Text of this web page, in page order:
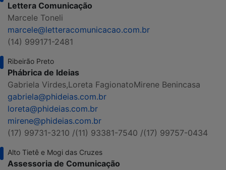
Lettera Comunicação
Marcele Toneli
marcele@letteracomunicacao.com.br
(14) 999171-2481
Ribeirão Preto
Phábrica de Ideias
Gabriela Virdes,Loreta FagionatoMirene Benincasa
gabriela@phideias.com.br
loreta@phideias.com.br
mirene@phideias.com.br
(17) 99731-3210 /(11) 93381-7540 /(17) 99757-0434
Alto Tietê e Mogi das Cruzes
Assessoria de Comunicação